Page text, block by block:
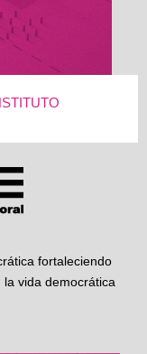
fortaleciendo
vida democrática